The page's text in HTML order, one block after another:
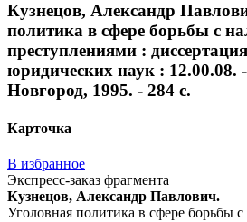
Кузнецов, Александр
политика в сфере борьбы с
преступлениями :
юридических наук :
Новгород, 1995. - 284 с.
Карточка
В избранное
Экспресс-заказ фрагмента
Кузнецов, Александр Павлович.
Уголовная политика в сфере борьбы